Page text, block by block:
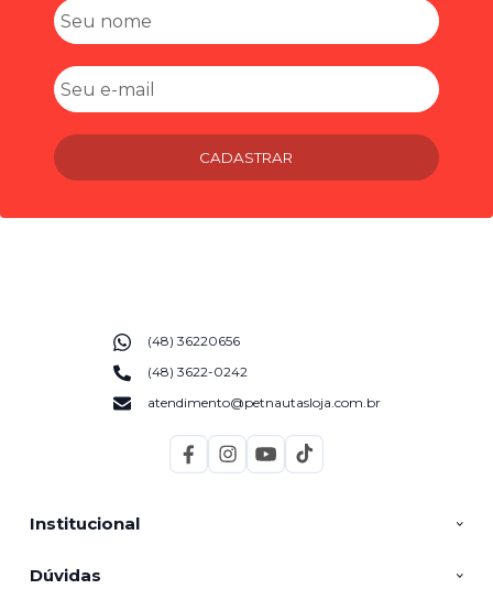
CADASTRAR
Institucional
Dúvidas
(48) 36220656
(48) 3622-0242
atendimento@petnautasloja.com.br